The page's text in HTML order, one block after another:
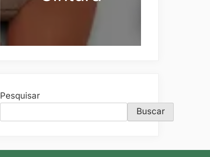
Pesquisar
Buscar